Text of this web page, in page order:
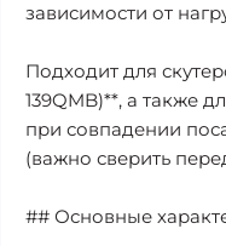
зависимости от
Подходит для
139QMB)**, а также
при совпадении
(важно сверить
## Основные